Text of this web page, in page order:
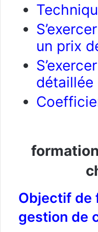
un prix
détaillée
Objectif de
gestion de